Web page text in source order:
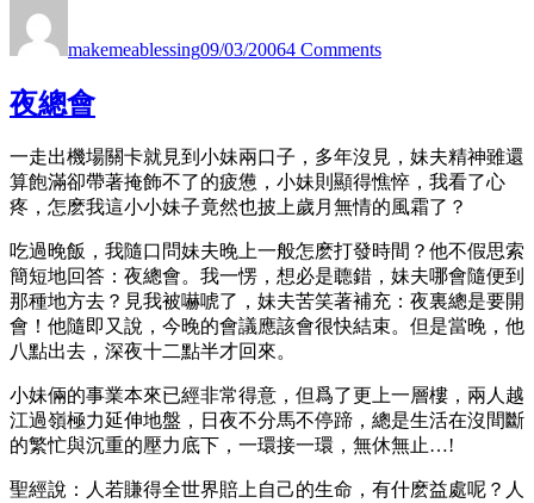
makemeablessing09/03/20064 Comments&
夜總會
一走出機場關卡就見到小妹兩口子，多年沒見，妹夫精神雖還
算飽滿卻帶著掩飾不了的疲憊，小妹則顯得憔悴，我看了心
疼，怎麽我這小小妹子竟然也披上歲月無情的風霜了？
吃過晚飯，我隨口問妹夫晚上一般怎麽打發時間？他不假思索
簡短地回答：夜總會。我一愣，想必是聼錯，妹夫哪會隨便到
那種地方去？見我被嚇唬了，妹夫苦笑著補充：夜裏總是要開
會！他隨即又說，今晚的會議應該會很快結束。但是當晚，他
八點出去，深夜十二點半才回來。
小妹倆的事業本來已經非常得意，但爲了更上一層樓，兩人越
江過嶺極力延伸地盤，日夜不分馬不停蹄，總是生活在沒間斷
的繁忙與沉重的壓力底下，一環接一環，無休無止…!
聖經說：人若賺得全世界賠上自己的生命，有什麽益處呢？人